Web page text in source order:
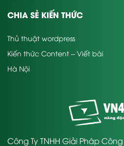
CHIA SẺ KIẾN THỨC
Thủ thuật wordpress
Kiến thức Content – Viết bài
Hà Nội
Công Ty TNHH Giải Pháp